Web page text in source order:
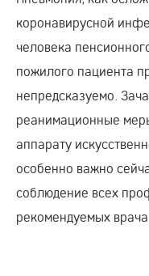
коронавирусной
человека
пожилого пациента
непредсказуемо.
реанимационные
аппарату
особенно важно
соблюдение всех
рекомендуемых